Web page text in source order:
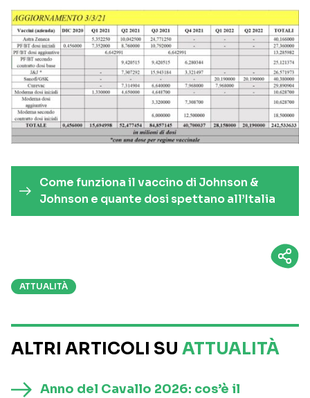
Come funziona il vaccino di Johnson &
Johnson e quante dosi spettano all’Italia
ATTUALITÀ
ALTRI ARTICOLI SU ATTUALITÀ
Anno del Cavallo 2026: cos’è il